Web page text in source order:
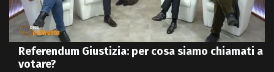
Referendum Giustizia: per cosa siamo chiamati a
votare?